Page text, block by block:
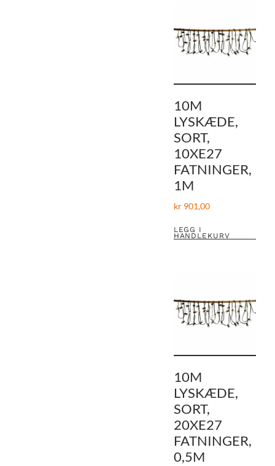
10M
LYSKÆDE,
SORT,
10XE27
FATNINGER,
1M
kr901,00
LEGG I
HANDLEKURV
10M
LYSKÆDE,
SORT,
20XE27
FATNINGER,
0,5M